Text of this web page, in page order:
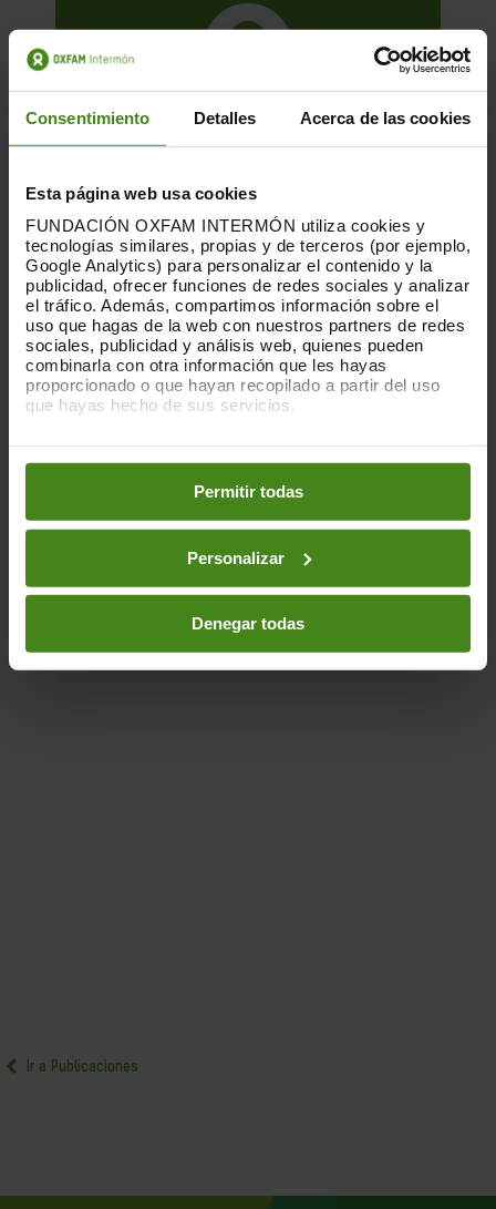
Consentimiento Detalles Acerca de las cookies
Esta página web usa cookies
FUNDACIÓN OXFAM INTERMÓN utiliza cookies y
tecnologías similares, propias y de terceros (por ejemplo,
Google Analytics) para personalizar el contenido y la
publicidad, ofrecer funciones de redes sociales y analizar
el tráfico. Además, compartimos información sobre el
uso que hagas de la web con nuestros partners de redes
sociales, publicidad y análisis web, quienes pueden
combinarla con otra información que les hayas
proporcionado o que hayan recopilado a partir del uso
que hayas hecho de sus servicios.
preferencias accediendo a nuestraPolítica de Cookieso
en los botones facilitados a continuación:
Permitir todas
Personalizar
Denegar todas
01.12.2025
La huella que dejan las nubes. Los
centros de datos y las desigualdades
Esta es una publicación sobre el impacto
determinados territorios, elaborada
conjuntamente por...
Agua- Saneamiento e Higiene-Cambio Climático-
Ciudadanía- Gobernabilidad y Derechos Humanos-
Desigualdad(es)-Comercio Internacional-
privado-Justicia de Género
Ir a Publicaciones